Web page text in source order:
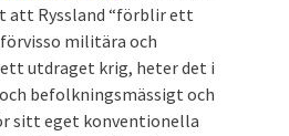
att Ryssland “förblir ett
militära och
utdraget krig, heter det i
befolkningsmässigt och
sitt eget konventionella